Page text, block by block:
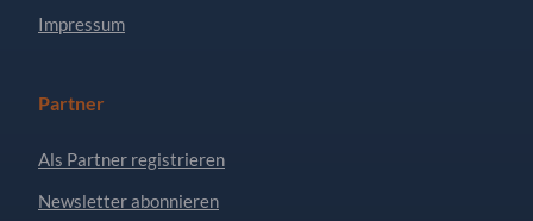
Impressum
Partner
Als Partner registrieren
Newsletter abonnieren